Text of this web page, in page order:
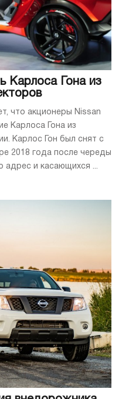
Карлоса Гона из
что акционеры Nissan
Карлоса Гона из
Карлос Гон был снят с
2018 года после череды
адрес и касающихся ...